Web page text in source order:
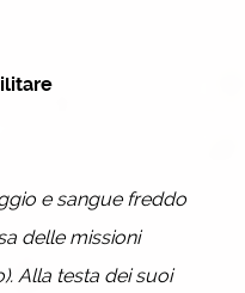
e sangue freddo
delle missioni
Alla testa dei suoi